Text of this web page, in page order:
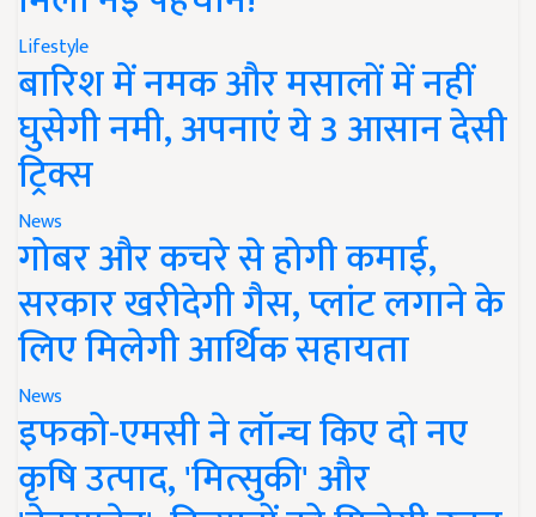
Lifestyle
बारिश में नमक और मसालों में नहीं
घुसेगी नमी, अपनाएं ये 3 आसान देसी
ट्रिक्स
News
गोबर और कचरे से होगी कमाई,
सरकार खरीदेगी गैस, प्लांट लगाने के
लिए मिलेगी आर्थिक सहायता
News
इफको-एमसी ने लॉन्च किए दो नए
कृषि उत्पाद, 'मित्सुकी' और